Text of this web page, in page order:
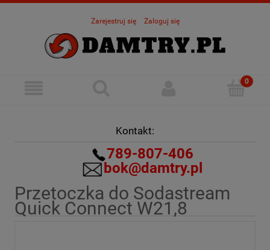
Zarejestruj się Zaloguj się
Kontakt:
789-807-406
bok@damtry.pl
Przetoczka do Sodastream
Quick Connect W21,8